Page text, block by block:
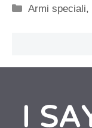
Categorie
Armi speciali,